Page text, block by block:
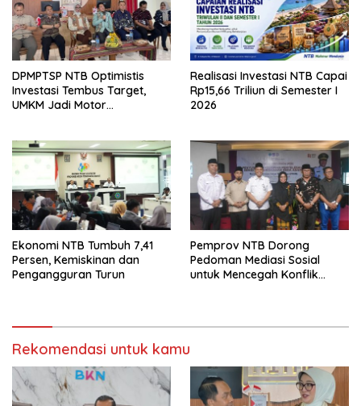
DPMPTSP NTB Optimistis
Investasi Tembus Target,
UMKM Jadi Motor
Realisasi Investasi NTB Capai
Rp15,66 Triliun di Semester I
2026
Ekonomi NTB Tumbuh 7,41
Persen, Kemiskinan dan
Pengangguran Turun
Pemprov NTB Dorong
Pedoman Mediasi Sosial
untuk Mencegah Konflik
Rekomendasi untuk kamu